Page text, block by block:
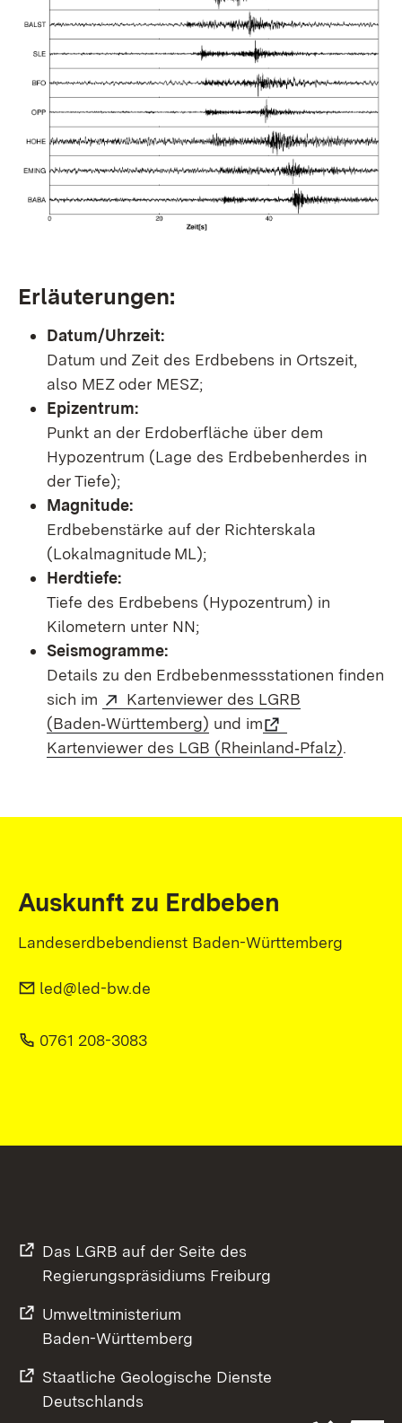
Erläuterungen:
Datum/Uhrzeit:
Datum und Zeit des Erdbebens in Ortszeit,
also MEZ oder MESZ;
Epizentrum:
Punkt an der Erdoberfläche über dem
Hypozentrum (Lage des Erdbebenherdes in
der Tiefe);
Magnitude:
Erdbebenstärke auf der Richterskala
(Lokalmagnitude ML);
Herdtiefe:
Tiefe des Erdbebens (Hypozentrum) in
Kilometern unter NN;
Seismogramme:
Details zu den Erdbebenmessstationen finden
sich im
Kartenviewer des LGRB
(Baden‑Württemberg) und im
Kartenviewer des LGB (Rheinland‑Pfalz).
Auskunft zu Erdbeben
Landeserdbebendienst Baden-Württemberg
led@led-bw.de
0761 208-3083
Das LGRB auf der Seite des
Regierungspräsidiums Freiburg
Umweltministerium
Baden-Württemberg
Staatliche Geologische Dienste
Deutschlands